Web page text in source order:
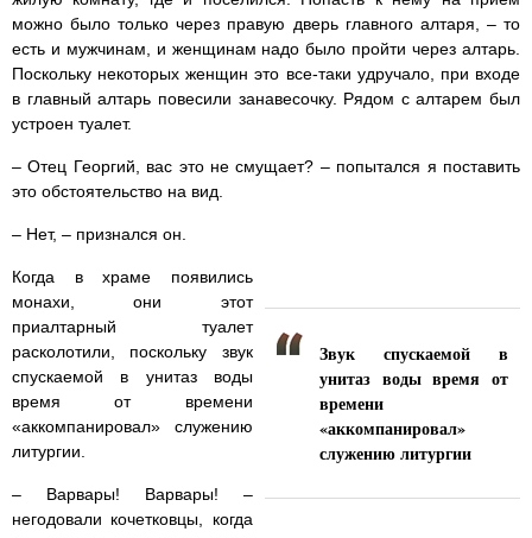
можно было только через правую дверь главного алтаря, – то
есть и мужчинам, и женщинам надо было пройти через алтарь.
Поскольку некоторых женщин это все-таки удручало, при входе
в главный алтарь повесили занавесочку. Рядом с алтарем был
устроен туалет.
– Отец Георгий, вас это не смущает? – попытался я поставить
это обстоятельство на вид.
– Нет, – признался он.
Звук спускаемой в
унитаз воды время от
времени
«аккомпанировал»
служению литургии
Когда в храме появились
монахи, они этот
приалтарный туалет
расколотили, поскольку звук
спускаемой в унитаз воды
время от времени
«аккомпанировал» служению
литургии.
– Варвары! Варвары! –
негодовали кочетковцы, когда